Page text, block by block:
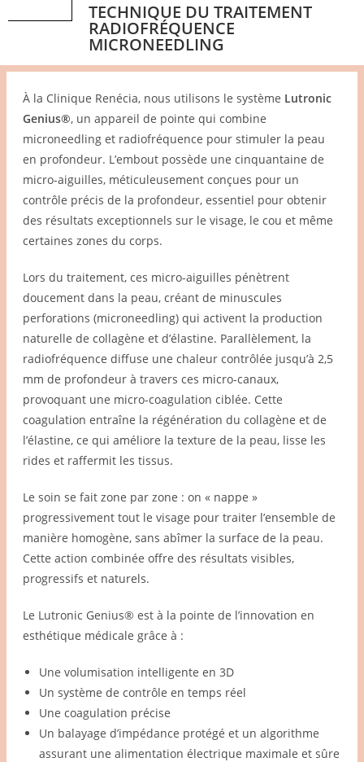
TECHNIQUE DU TRAITEMENT
RADIOFRÉQUENCE
MICRONEEDLING
À la Clinique Renécia, nous utilisons le système Lutronic
Genius®, un appareil de pointe qui combine
microneedling et radiofréquence pour stimuler la peau
en profondeur. L’embout possède une cinquantaine de
micro-aiguilles, méticuleusement conçues pour un
contrôle précis de la profondeur, essentiel pour obtenir
des résultats exceptionnels sur le visage, le cou et même
certaines zones du corps.
Lors du traitement, ces micro-aiguilles pénètrent
doucement dans la peau, créant de minuscules
perforations (microneedling) qui activent la production
naturelle de collagène et d’élastine. Parallèlement, la
radiofréquence diffuse une chaleur contrôlée jusqu’à 2,5
mm de profondeur à travers ces micro-canaux,
provoquant une micro-coagulation ciblée. Cette
coagulation entraîne la régénération du collagène et de
l’élastine, ce qui améliore la texture de la peau, lisse les
rides et raffermit les tissus.
Le soin se fait zone par zone : on « nappe »
progressivement tout le visage pour traiter l’ensemble de
manière homogène, sans abîmer la surface de la peau.
Cette action combinée offre des résultats visibles,
progressifs et naturels.
Le Lutronic Genius® est à la pointe de l’innovation en
esthétique médicale grâce à :
Une volumisation intelligente en 3D
Un système de contrôle en temps réel
Une coagulation précise
Un balayage d’impédance protégé et un algorithme
assurant une alimentation électrique maximale et sûre